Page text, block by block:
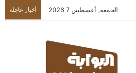
الجمعة, أغسطس 7 2026 أخبار عاجلة